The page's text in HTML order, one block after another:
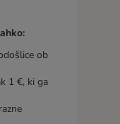
ob
1 €, ki ga